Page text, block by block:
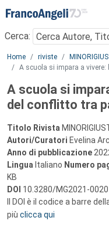
Menu
Cerca:
Main content
Home riviste
A scuola si impara a
A scuola si
del conflitto tra
Titolo Rivista
Autori/Curatori Evelina
Anno di pubblicazione
Lingua Italiano Numero
KB
DOI 10.3280/MG2021-
Il DOI è il codice a barre
più clicca qui